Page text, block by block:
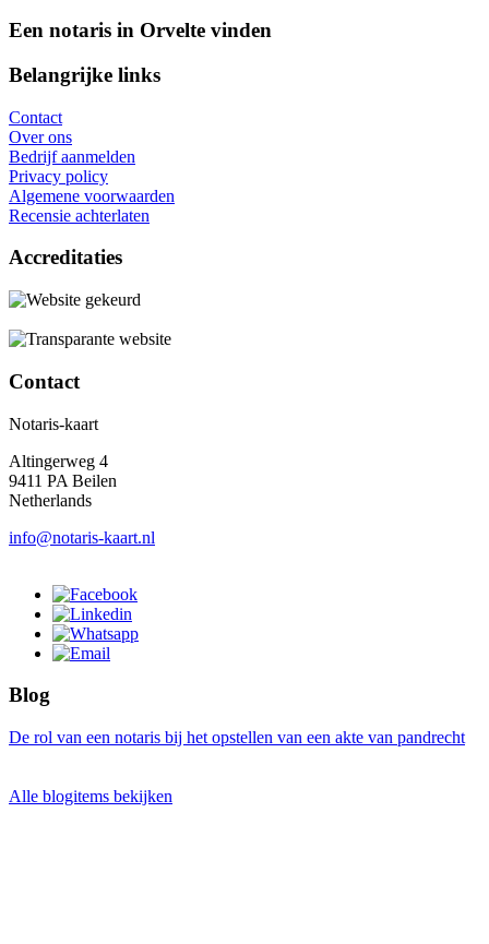
Een notaris in Orvelte vinden
Belangrijke links
Contact
Over ons
Bedrijf aanmelden
Privacy policy
Algemene voorwaarden
Recensie achterlaten
Accreditaties
Contact
Notaris-kaart
Altingerweg 4
9411 PA Beilen
Netherlands
info@notaris-kaart.nl
Blog
De rol van een notaris bij het opstellen van een akte van pandrecht
Alle blogitems bekijken